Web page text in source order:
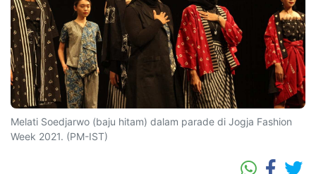
Melati Soedjarwo (baju hitam) dalam parade di Jogja Fashion
Week 2021. (PM-IST)